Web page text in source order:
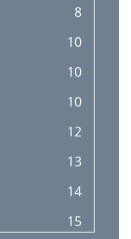
8
10
10
10
12
13
14
15